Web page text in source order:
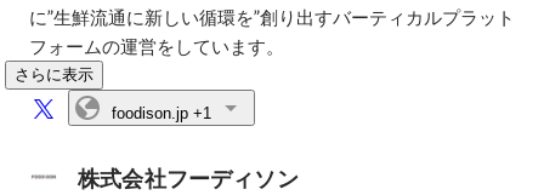
に”生鮮流通に新しい循環を”創り出すバーティカルプラット
フォームの運営をしています。
さらに表示
foodison.jp +1
株式会社フーディソン